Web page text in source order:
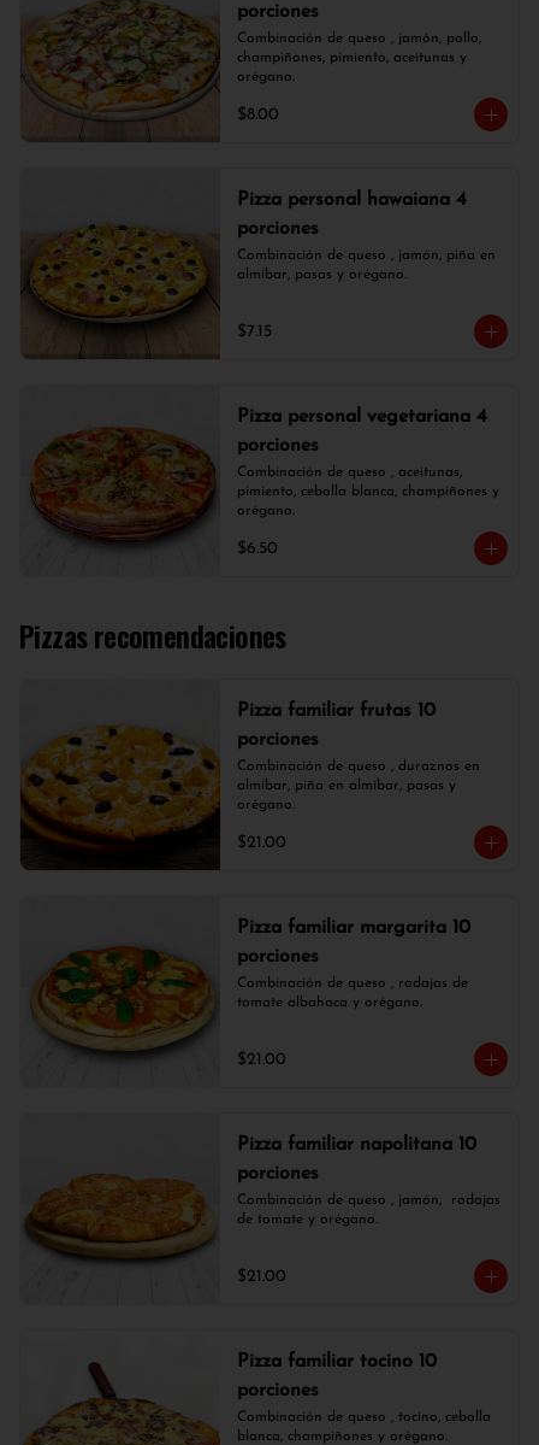
porciones
Combinación de queso , jamón, pollo,
champiñones, pimiento, aceitunas y
orégano.
$8.00
Pizza personal hawaiana 4
porciones
Combinación de queso , jamón, piña en
almíbar, pasas y orégano.
$7.15
Pizza personal vegetariana 4
porciones
Combinación de queso , aceitunas,
pimiento, cebolla blanca, champiñones y
orégano.
$6.50
Pizzas recomendaciones
Pizza familiar frutas 10
porciones
Combinación de queso , duraznos en
almíbar, piña en almíbar, pasas y
orégano.
$21.00
Pizza familiar margarita 10
porciones
Combinación de queso , rodajas de
tomate albahaca y orégano.
$21.00
Pizza familiar napolitana 10
porciones
Combinación de queso , jamón,  rodajas
de tomate y orégano.
$21.00
Pizza familiar tocino 10
porciones
Combinación de queso , tocino, cebolla
blanca, champiñones y orégano.